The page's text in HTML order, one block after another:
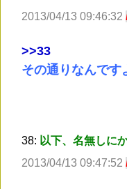
2013/04/13 09:46:32
>>33
その通りなんです
38: 以下、名無しに
2013/04/13 09:47:52